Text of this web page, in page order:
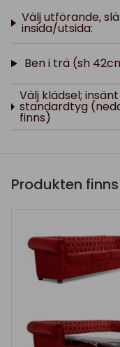
Välj utförande,
insida/utsida:
Ben i trä (sh
Välj klädsel;
standardtyg
finns)
Produkten